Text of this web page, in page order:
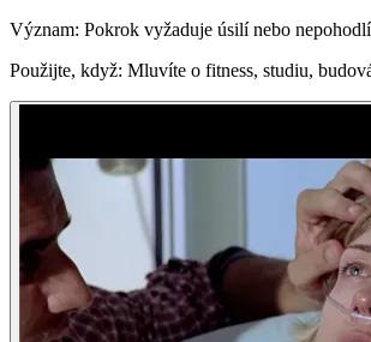
Význam: Pokrok vyžaduje úsilí nebo
Použijte, když: Mluvíte o fitness, studiu,